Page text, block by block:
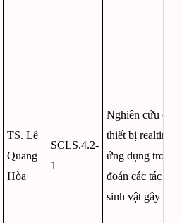
TS. Lê
Quang
Hòa
SCLS.4.2-
1
Nghiên cứu chế
thiết bị realtime
ứng dụng trong
đoán các tác
sinh vật gây